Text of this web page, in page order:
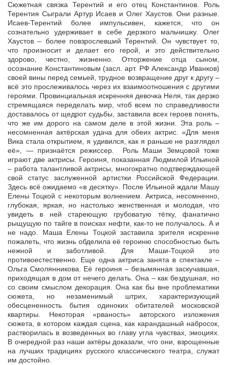
Сюжетная связка Терентий и его отец Константинов. Роль
Терентия Сыграли Артур Исаев и Олег Хаустов. Они разные.
Исаев-Терентий более импульсивен, кажется, что он
сознательно удерживает в себе дерзкого мальчишку. Олег
Хаустов – более повзрослевший Терентий. Он чувствует то,
что произносит и делает его герой, и это действительно
здорово, честно, жизненно. Отторжение отца сыном,
осознание Константиновым (засл. арт. РФ Александр Иванков)
своей вины перед семьей, трудное возвращение друг к другу –
всё это прослеживалось через их взаимоотношения с другими
героями. Провинциальная искренняя девочка Неля, так дерзко
стремящаяся переделать мир, чтоб всем по справедливости
доставалось от щедрот судьбы, заставила всех героев понять,
что же им дорого на самом деле в этой жизни. Эта роль –
несомненная актёрская удача для обеих актрис. «Для меня
Вика стала открытием, я удивился, как я раньше не разглядел
её», — признаётся режиссер. Роль Маши Земцовой тоже
играют две актрисы. Героиня, показанная Людмилой Ильиной
– работа талантливой актрисы, многократно подтверждающей
свой статус заслуженной артистки Российской Федерации.
Здесь всё ожидаемо «в десятку». После Ильиной ждали Машу
Елены Тоцкой с некоторым волнением. Актриса, несомненно,
глубокая, яркая, но настолько женственная и молодая, что
увидеть в ней стареющую грубоватую тётку, фанатично
рыщущую по тайге в поисках нефти, как-то не получалось. А и
не надо. Маша Елены Тоцкой заставила зрителя искренне
пожалеть, что жизнь обделила её героиню способностью быть
нежной и заботливой. Для Маши-Тоцкой это
противоестественно. Еще одна актриса занята в спектакле –
Ольга Смолянникова. Её героиня – безымянная заскучавшая,
приходящая в дом от нечего делать. Она – как бездушная, но
со своим смыслом декорация. Она как бы вне проблематики
сюжета, но незаменимый штрих, характеризующий
обесцененность бытия одиноких обитателей московской
квартиры. Некоторая «рваность» авторского изложения
сюжета, в котором каждая сцена, как карандашный набросок,
растворилась в возведенных во главу угла чувствах, эмоциях.
В очередной раз наши актёры доказали, что они, взрощенные
на лучших традициях русского классического театра, служат
им достойно.